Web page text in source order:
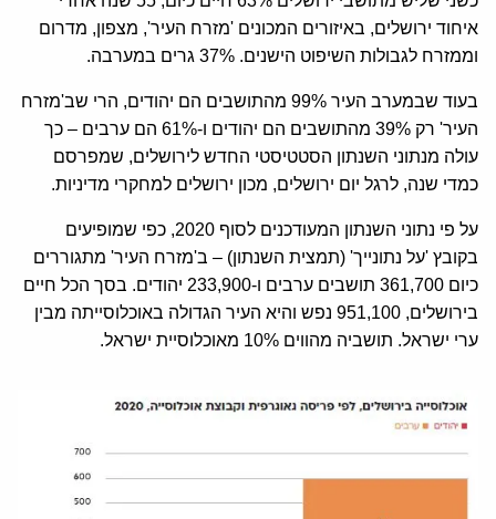
איחוד ירושלים, באיזורים המכונים 'מזרח העיר', מצפון, מדרום
וממזרח לגבולות השיפוט הישנים. 37% גרים במערבה.
בעוד שבמערב העיר 99% מהתושבים הם יהודים, הרי שב'מזרח
העיר' רק 39% מהתושבים הם יהודים ו-61% הם ערבים – כך
עולה מנתוני השנתון הסטטיסטי החדש לירושלים, שמפרסם
כמדי שנה, לרגל יום ירושלים, מכון ירושלים למחקרי מדיניות.
על פי נתוני השנתון המעודכנים לסוף 2020, כפי שמופיעים
בקובץ 'על נתונייך' (תמצית השנתון) – ב'מזרח העיר' מתגוררים
כיום 361,700 תושבים ערבים ו-233,900 יהודים. בסך הכל חיים
בירושלים, 951,100 נפש והיא העיר הגדולה באוכלוסייתה מבין
ערי ישראל. תושביה מהווים 10% מאוכלוסיית ישראל.